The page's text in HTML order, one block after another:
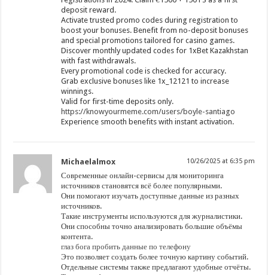
deposit reward.
Activate trusted promo codes during registration to
boost your bonuses. Benefit from no-deposit bonuses
and special promotions tailored for casino games.
Discover monthly updated codes for 1xBet Kazakhstan
with fast withdrawals.
Every promotional code is checked for accuracy.
Grab exclusive bonuses like 1x_12121 to increase
winnings.
Valid for first-time deposits only.
https://knowyourmeme.com/users/boyle-santiago
Experience smooth benefits with instant activation.
Michaelalmox 10/26/2025 at 6:35 pm
Современные онлайн-сервисы для мониторинга
источников становятся всё более популярными.
Они помогают изучать доступные данные из разных
источников.
Такие инструменты используются для журналистики.
Они способны точно анализировать большие объёмы
контента.
глаз бога пробить данные по телефону
Это позволяет создать более точную картину событий.
Отдельные системы также предлагают удобные отчёты.